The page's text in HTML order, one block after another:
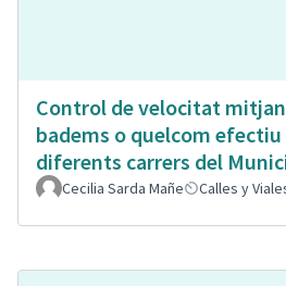
Control de velocitat
badems o quelcom efectiu
diferents carrers del
Cecilia Sarda Mañe Calles y